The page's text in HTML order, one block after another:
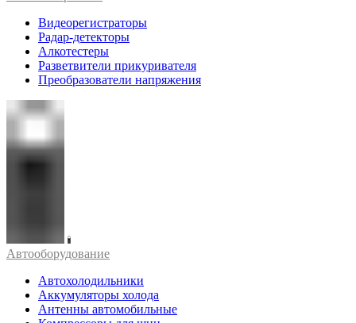
Видеорегистраторы
Радар-детекторы
Алкотестеры
Разветвители прикуривателя
Преобразователи напряжения
Автооборудование
Автохолодильники
Аккумуляторы холода
Антенны автомобильные